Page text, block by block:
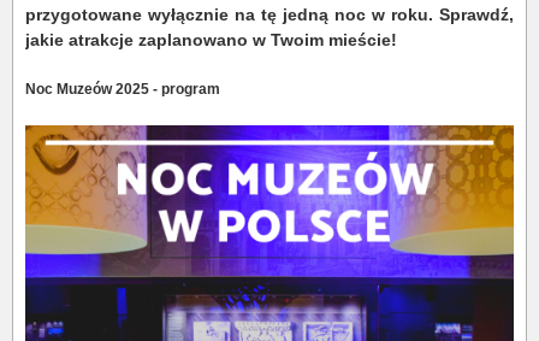
przygotowane wyłącznie na tę jedną noc w roku. Sprawdź,
jakie atrakcje zaplanowano w Twoim mieście!
Noc Muzeów 2025 - program